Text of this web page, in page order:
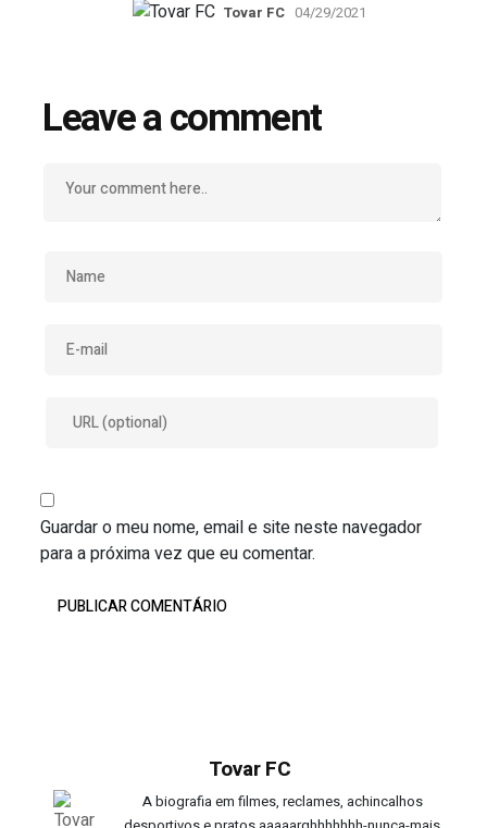
Tovar FC 04/29/2021
Leave a comment
Guardar o meu nome, email e site neste navegador
para a próxima vez que eu comentar.
Tovar FC
A biografia em filmes, reclames, achincalhos